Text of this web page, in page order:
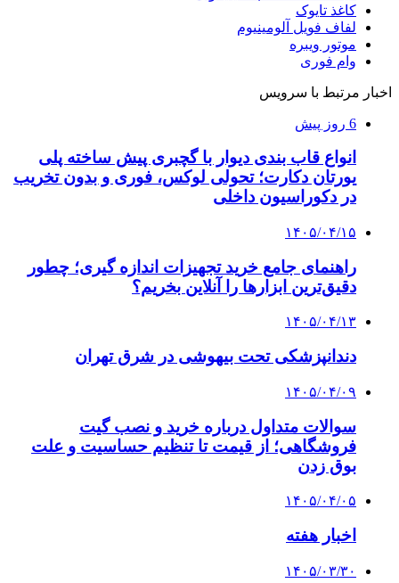
کاغذ تایوک
لفاف فویل آلومینیوم
موتور ویبره
وام فوری
اخبار مرتبط با سرویس
6 روز پیش
انواع قاب بندی دیوار با گچبری پیش ساخته پلی
یورتان دکارت؛ تحولی لوکس، فوری و بدون تخریب
در دکوراسیون داخلی
۱۴۰۵/۰۴/۱۵
راهنمای جامع خرید تجهیزات اندازه گیری؛ چطور
دقیق‌ترین ابزارها را آنلاین بخریم؟
۱۴۰۵/۰۴/۱۳
دندانپزشکی تحت بیهوشی در شرق تهران
۱۴۰۵/۰۴/۰۹
سوالات متداول درباره خرید و نصب گیت
فروشگاهی؛ از قیمت تا تنظیم حساسیت و علت
بوق زدن
۱۴۰۵/۰۴/۰۵
اخبار هفته
۱۴۰۵/۰۳/۳۰